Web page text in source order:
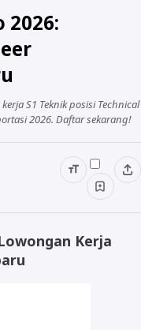
2026:
S1 Teknik posisi Technical
2026. Daftar sekarang!
Kerja